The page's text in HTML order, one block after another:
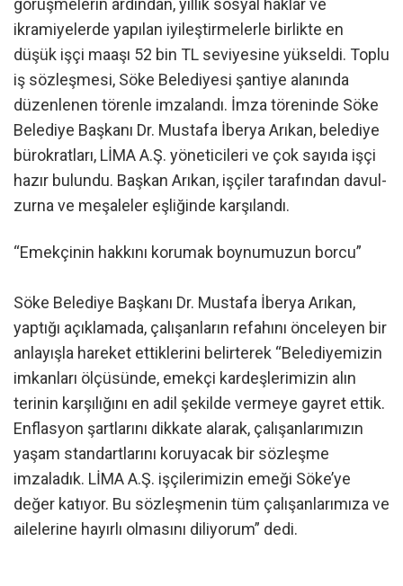
görüşmelerin ardından, yıllık sosyal haklar ve
ikramiyelerde yapılan iyileştirmelerle birlikte en
düşük işçi maaşı 52 bin TL seviyesine yükseldi. Toplu
iş sözleşmesi, Söke Belediyesi şantiye alanında
düzenlenen törenle imzalandı. İmza töreninde Söke
Belediye Başkanı Dr. Mustafa İberya Arıkan, belediye
bürokratları, LİMA A.Ş. yöneticileri ve çok sayıda işçi
hazır bulundu. Başkan Arıkan, işçiler tarafından davul-
zurna ve meşaleler eşliğinde karşılandı.
“Emekçinin hakkını korumak boynumuzun borcu”
Söke Belediye Başkanı Dr. Mustafa İberya Arıkan,
yaptığı açıklamada, çalışanların refahını önceleyen bir
anlayışla hareket ettiklerini belirterek “Belediyemizin
imkanları ölçüsünde, emekçi kardeşlerimizin alın
terinin karşılığını en adil şekilde vermeye gayret ettik.
Enflasyon şartlarını dikkate alarak, çalışanlarımızın
yaşam standartlarını koruyacak bir sözleşme
imzaladık. LİMA A.Ş. işçilerimizin emeği Söke’ye
değer katıyor. Bu sözleşmenin tüm çalışanlarımıza ve
ailelerine hayırlı olmasını diliyorum” dedi.